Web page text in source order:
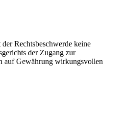
Rechtsbeschwerde keine
der Zugang zur
auf Gewährung wirkungsvollen